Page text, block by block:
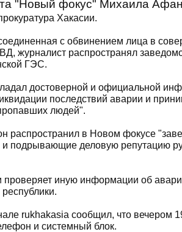
"Новый фокус" Михаила
Хакасии.
с обвинением лица в
журналист распространял
ГЭС.
достоверной и официальной
последствий аварии и
людей".
распространил в Новом фокусе
подрывающие деловую репутацию
проверяет иную информации об
rukhakasia сообщил, что вечером
и системный блок.